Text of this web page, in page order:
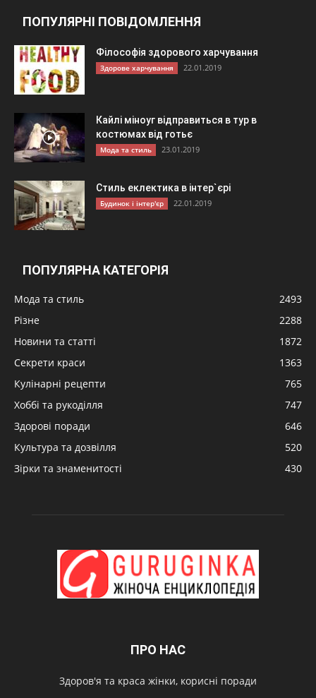
ПОПУЛЯРНІ ПОВІДОМЛЕННЯ
Філософія здорового харчування
Здорове харчування 22.01.2019
Кайлі міноуг відправиться в тур в
костюмах від готьє
Мода та стиль 23.01.2019
Стиль еклектика в інтер`єрі
Будинок і інтер'єр 22.01.2019
ПОПУЛЯРНА КАТЕГОРІЯ
Мода та стиль
2493
Різне
2288
Новини та статті
1872
Секрети краси
1363
Кулінарні рецепти
765
Хоббі та рукоділля
747
Здорові поради
646
Культура та дозвілля
520
Зірки та знаменитості
430
ПРО НАС
Здоров'я та краса жінки, корисні поради